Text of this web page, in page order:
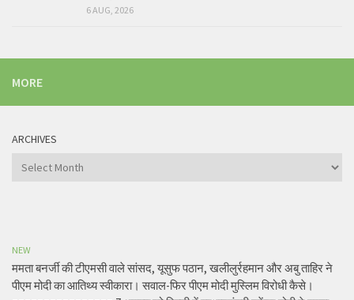
6 AUG, 2026
MORE
ARCHIVES
Archives
NEW
ममता बनर्जी की टीएमसी वाले सांसद, यूसुफ पठान, खलीलुर्रहमान और अबु ताहिर ने
पीएम मोदी का आतिथ्य स्वीकारा। सवाल-फिर पीएम मोदी मुस्लिम विरोधी कैसे।